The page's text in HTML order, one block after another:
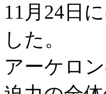
11月24日
した。
アーケロ